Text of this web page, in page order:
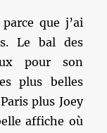
que j’ai
Le bal des
pour son
plus belles
plus Joey
affiche où